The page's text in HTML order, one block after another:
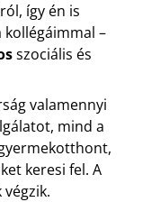
így én is
kollégáimmal –
szociális és
valamennyi
mind a
keresi fel. A